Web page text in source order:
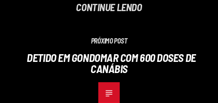
CONTINUE LENDO
PRÓXIMO POST
DETIDO EM GONDOMAR COM 600 DOSES DE
CANÁBIS